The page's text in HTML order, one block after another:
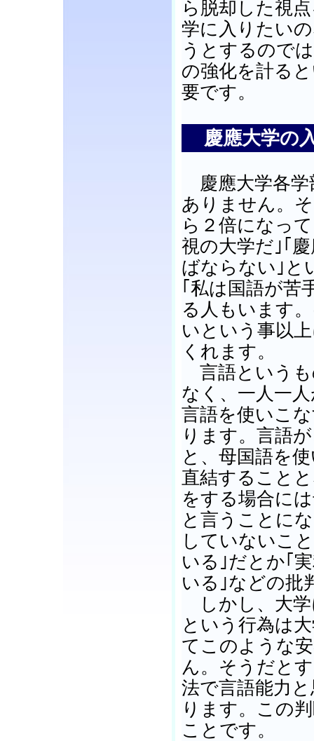
ら脱却した視
学に入りたい
うとするので
の強化を計る
要です。
慶應大学の
慶應大学各学
ありません。
ら２倍になっ
視の大学だ｣｢
ばならない｣と
｢私は国語が苦
る人もいます
いという事以
くれます。
言語というも
なく、一人一
言語を使いこ
ります。言語
と、母国語を
直結すること
をする場合に
と言うことに
していないこ
いる｣だとか｢
いる｣などの批
しかし、大学
という行為は
てこのような
ん。そうだと
法で言語能力
ります。この
ことです。